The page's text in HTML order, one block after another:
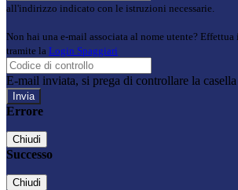
all'indirizzo indicato con le istruzioni necessarie.
Non hai una e-mail associata al nome utente? Effettua
tramite la Login Spaggiari
E-mail inviata, si prega di controllare la
Errore
Chiudi
Successo
Chiudi